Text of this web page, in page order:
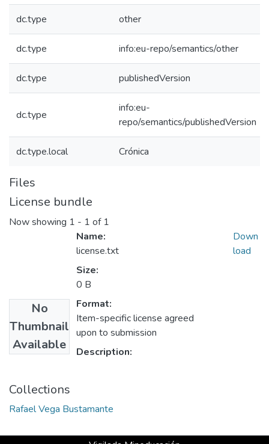
dc.type other
dc.type info:eu-repo/semantics/other
dc.type publishedVersion
dc.type
info:eu-
repo/semantics/publishedVersion
dc.type.local Crónica
Files
License bundle
Now showing 1 - 1 of 1
No
Thumbnail
Available
Name:
license.txt
Size:
0 B
Format:
Item-specific license agreed
upon to submission
Description:
Down
load
Collections
Rafael Vega Bustamante